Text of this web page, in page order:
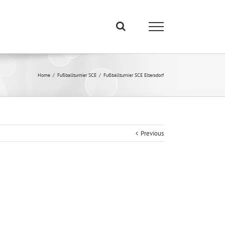
Home / Fußballturnier SCE / Fußballturnier SCE Eltersdorf
Previous